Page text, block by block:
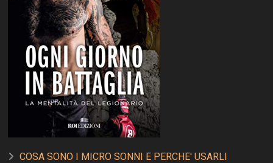
COSA SONO I MICRO SONNI E PERCHE' USARLI